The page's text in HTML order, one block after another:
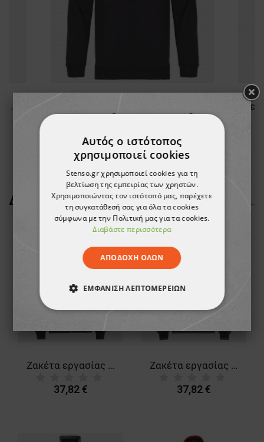
Κοντομάνικη μπλούζα PAYPER SUNSET BLACK
ΔΕΊΤΕ ΠΕΡΙΣΣΌΤΕΡΑ
Ζακέτα εργασίας REVOLT 2.0 DARK BLUE/BLACK
37,82 €
Ζακέτα εργασίας REVOLT 2.0 GREY/BLACK
37,82 €
Αυτός ο ιστότοπος
χρησιμοποιεί cookies
Stenso.gr χρησιμοποιεί cookies για τη
βελτίωση της εμπειρίας των χρηστών.
Χρησιμοποιώντας τον ιστότοπό μας, παρέχετε
τη συγκατάθεσή σας για όλα τα cookies
σύμφωνα με την Πολιτική μας για τα cookies.
Διαβάστε περισσότερα
ΑΠΟΔΟΧΉ ΌΛΩΝ
ΕΜΦΆΝΙΣΗ ΛΕΠΤΟΜΕΡΕΙΏΝ
ΑΠΟΛΎΤΩΣ ΑΠΑΡΑΊΤΗΤΑ
ΑΠΌΔΟΣΗΣ ΣΤΌΧΕΥΣΗΣ
ΛΕΙΤΟΥΡΓΙΚΌΤΗΤΑΣ